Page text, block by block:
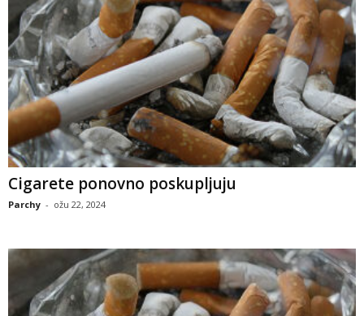
Cigarete ponovno poskupljuju
Parchy - ožu 22, 2024